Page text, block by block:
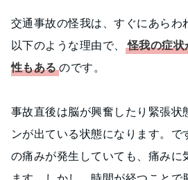
交通事故の怪我は、すぐにあらわ
以下のような理由で、
怪我の症
性もあるのです。
事故直後は脳が興奮したり緊張状
ンが出ている状態になります。で
の痛みが発生していても、痛みに